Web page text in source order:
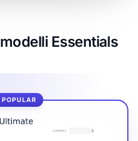
Essentials